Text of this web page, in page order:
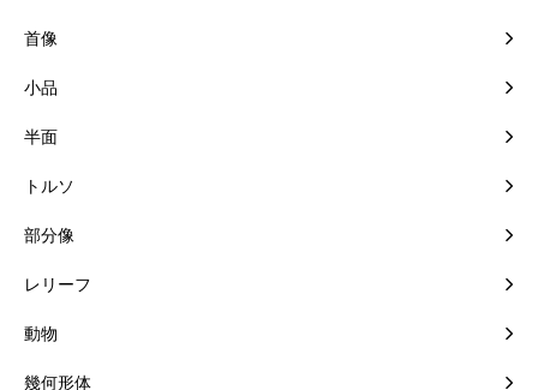
首像
小品
半面
トルソ
部分像
レリーフ
動物
幾何形体